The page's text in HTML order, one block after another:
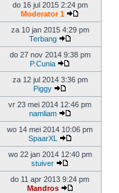
do 16 jul 2015 2:24 pm
Moderator 1
za 10 jan 2015 4:29 pm
Terbang
do 27 nov 2014 9:38 pm
P.Cunia
za 12 jul 2014 3:36 pm
Piggy
vr 23 mei 2014 12:46 pm
namliam
wo 14 mei 2014 10:06 pm
SpaarXL
wo 22 jan 2014 12:40 pm
stuiver
do 11 apr 2013 9:24 pm
Mandros